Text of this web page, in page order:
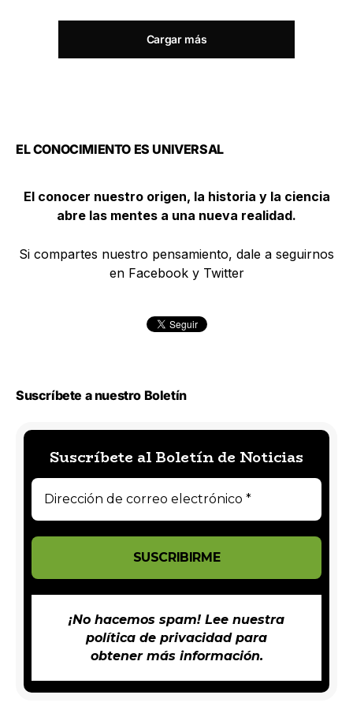
Cargar más
EL CONOCIMIENTO ES UNIVERSAL
El conocer nuestro origen, la historia y la ciencia
abre las mentes a una nueva realidad.
Si compartes nuestro pensamiento, dale a seguirnos
en Facebook y Twitter
Suscríbete a nuestro Boletín
Suscríbete al Boletín de Noticias
¡No hacemos spam! Lee nuestra
política de privacidadpara
obtener más información.